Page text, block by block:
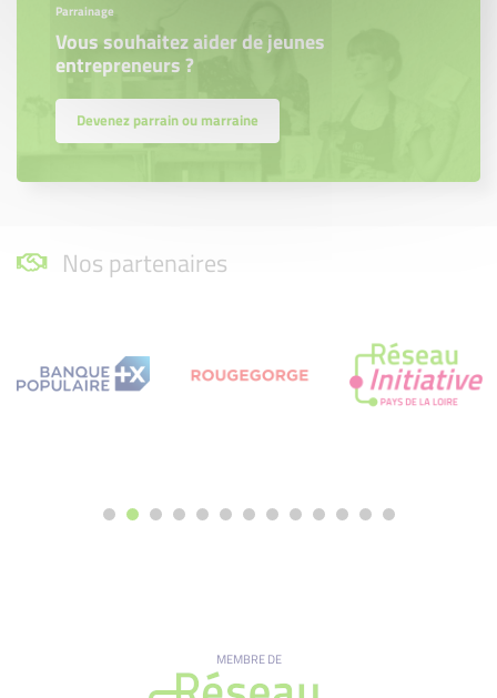
Parrainage
Vous souhaitez aider de jeunes
entrepreneurs ?
Devenez parrain ou marraine
Nos partenaires
MEMBRE DE